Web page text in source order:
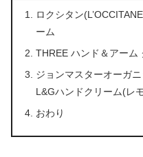
ロクシタン
ーム
THREE ハンド＆アーム
ジョンマスターオーガ
L&Gハンドクリーム(レ
おわり